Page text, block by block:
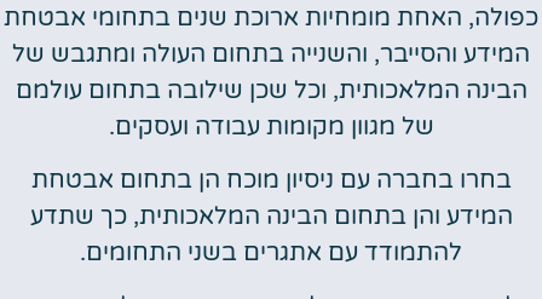
כפולה, האחת מומחיות ארוכת שנים בתחומי אבטחת
המידע והסייבר, והשנייה בתחום העולה ומתגבש של
הבינה המלאכותית, וכל שכן שילובה בתחום עולמם
של מגוון מקומות עבודה ועסקים.
בחרו בחברה עם ניסיון מוכח הן בתחום אבטחת
המידע והן בתחום הבינה המלאכותית, כך שתדע
להתמודד עם אתגרים בשני התחומים.